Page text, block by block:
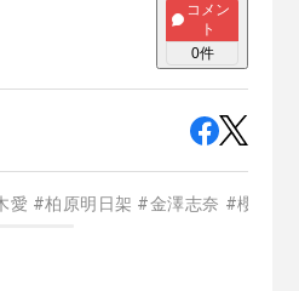
コメン
ト
0件
愛 #柏原明日架 #金澤志奈 #櫻井心那